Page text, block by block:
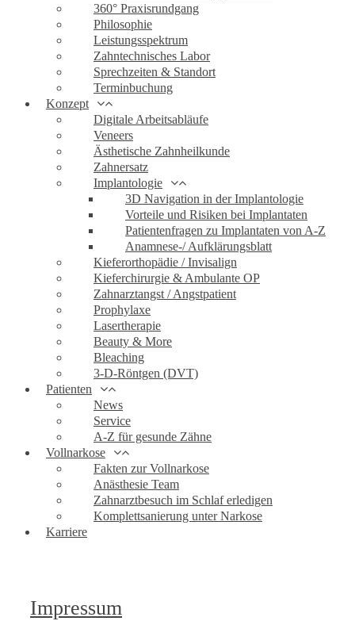
360° Praxisrundgang
Philosophie
Leistungsspektrum
Zahntechnisches Labor
Sprechzeiten & Standort
Terminbuchung
Konzept
Digitale Arbeitsabläufe
Veneers
Ästhetische Zahnheilkunde
Zahnersatz
Implantologie
3D Navigation in der Implantologie
Vorteile und Risiken bei Implantaten
Patientenfragen zu Implantaten von A-Z
Anamnese-/ Aufklärungsblatt
Kieferorthopädie / Invisalign
Kieferchirurgie & Ambulante OP
Zahnarztangst / Angstpatient
Prophylaxe
Lasertherapie
Beauty & More
Bleaching
3-D-Röntgen (DVT)
Patienten
News
Service
A-Z für gesunde Zähne
Vollnarkose
Fakten zur Vollnarkose
Anästhesie Team
Zahnarztbesuch im Schlaf erledigen
Komplettsanierung unter Narkose
Karriere
Impressum